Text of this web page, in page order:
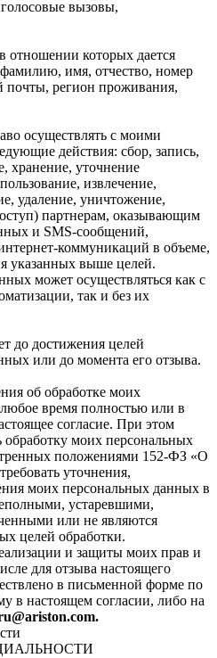
вызовы,
которых дается
имя, отчество, номер
почты, регион проживания,
осуществлять с моими
действия: сбор, запись,
хранение, уточнение
извлечение,
удаление, уничтожение,
партнерам, оказывающим
и SMS‑сообщений,
в объеме,
указанных выше целей.
может осуществляться как с
так и без их
до достижения целей
или до момента его отзыва.
об обработке моих
время полностью или в
согласие. При этом
моих персональных
положениями 152-ФЗ «О
требовать уточнения,
моих персональных данных в
устаревшими,
или не являются
целей обработки.
и защиты моих прав и
для отзыва настоящего
в письменной форме по
в настоящем согласии, либо на